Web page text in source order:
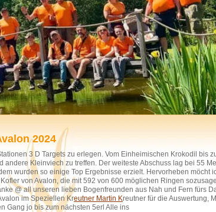
2024
3 D Targets zu erlegen. Vom Einheimischen Krokodil bis
Kleinviech zu treffen. Der weiteste Abschuss lag bei 55
wurden so einige Top Ergebnisse erzielt. Hervorheben möcht
Kofler von Avalon, die mit 592 von 600 möglichen Ringen
@ all unseren lieben Bogenfreunden aus Nah und Fern fürs
im Speziellen Kreutner Martin Kreutner für die Auswertung,
Gang jo bis zum nächsten 5erl Alle ins